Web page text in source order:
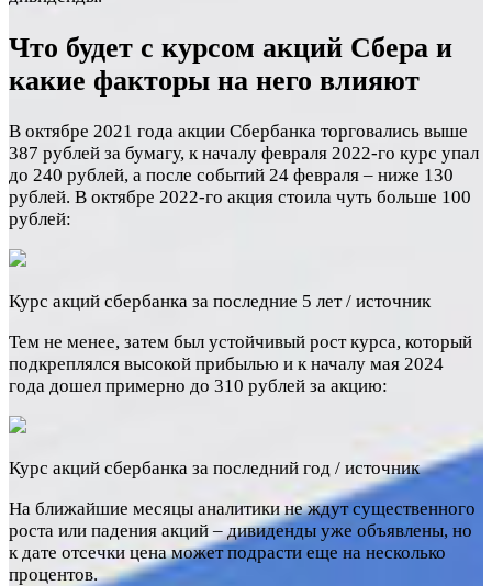
Что будет с курсом акций Сбера и
какие факторы на него влияют
В октябре 2021 года акции Сбербанка торговались выше
387 рублей за бумагу, к началу февраля 2022-го курс упал
до 240 рублей, а после событий 24 февраля – ниже 130
рублей. В октябре 2022-го акция стоила чуть больше 100
рублей:
Курс акций сбербанка за последние 5 лет / источник
Тем не менее, затем был устойчивый рост курса, который
подкреплялся высокой прибылью и к началу мая 2024
года дошел примерно до 310 рублей за акцию:
Курс акций сбербанка за последний год / источник
На ближайшие месяцы аналитики не ждут существенного
роста или падения акций – дивиденды уже объявлены, но
к дате отсечки цена может подрасти еще на несколько
процентов.